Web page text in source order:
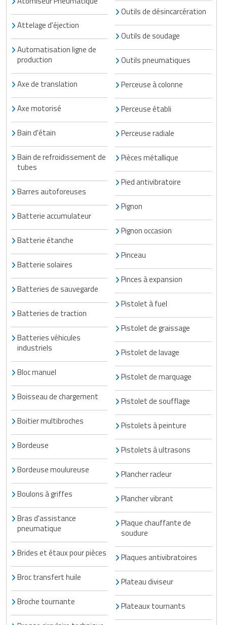
Table de cuisson professionnelle
Tables de préparation réfrigérées
Ustensile de cuisine
Vaisselle restaurant
Vitrines réfrigérées
Attelage d'éjection
Automatisation ligne de
production
Axe de translation
Axe motorisé
Bain d'étain
Bain de refroidissement de
tubes
Barres autoforeuses
Batterie accumulateur
Batterie étanche
Batterie solaires
Batteries de sauvegarde
Batteries de traction
Batteries véhicules
industriels
Bloc manuel
Boisseau de chargement
Boitier multibroches
Bordeuse
Bordeuse moulureuse
Boulons à griffes
Bras d'assistance
pneumatique
Brides et étaux pour pièces
Broc transfert huile
Broche tournante
Outils de désincarcération
Outils de soudage
Outils pneumatiques
Perceuse à colonne
Perceuse établi
Perceuse radiale
Pièces métallique
Pied antivibratoire
Pignon
Pignon occasion
Pinceau
Pinces à expansion
Pistolet à fuel
Pistolet de graissage
Pistolet de lavage
Pistolet de marquage
Pistolet de soufflage
Pistolets à peinture
Pistolets à ultrasons
Plancher racleur
Plancher vibrant
Plaque chauffante de
soudure
Plaques antivibratoires
Plateau diviseur
Plateaux tournants